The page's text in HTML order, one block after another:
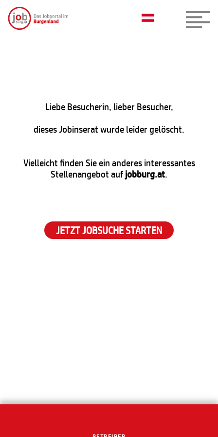
Liebe Besucherin, lieber Besucher,
dieses Jobinserat wurde leider gelöscht.
Vielleicht finden Sie ein anderes interessantes
Stellenangebot aufjobburg.at.
JETZT JOBSUCHE STARTEN